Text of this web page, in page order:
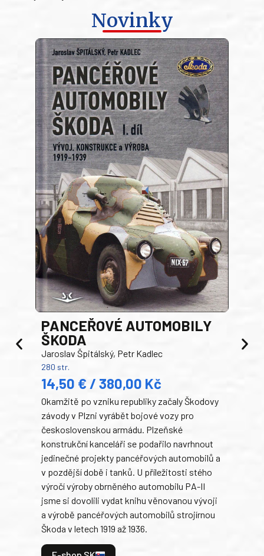
Novinky
PANCEŘOVÉ AUTOMOBILY
ŠKODA
Jaroslav Špitálský, Petr Kadlec
280 str.
14,50 € / 380,00 Kč
Okamžitě po vzniku republiky začaly Škodovy
závody v Plzni vyrábět bojové vozy pro
československou armádu. Plzeňské
konstrukční kanceláři se podařilo navrhnout
jedinečné projekty pancéřových automobilů a
v pozdější době i tanků. U příležitosti stého
výročí výroby obrněného automobilu PA-II
jsme si dovolili vydat knihu věnovanou vývoji
a výrobě pancéřových automobilů strojírnou
Škoda v letech 1919 až 1936.